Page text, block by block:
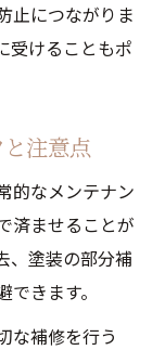
止につながりま
受けることもポ
注意点
的なメンテナン
済ませることが
、塗装の部分補
きます。
な補修を行う